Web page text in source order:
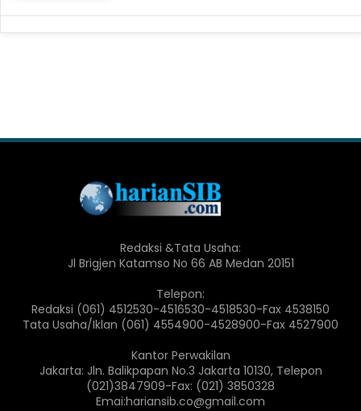
Redaksi &Tata Usaha:
Jl Brigjen Katamso No 66 AB Medan 20151
Telepon:
Redaksi (061) 4512530-4516530-4518530-Fax 4538150
Tata Usaha/Iklan (061) 4554900-4528900-Fax 4527900
Kantor Perwakilan
Jakarta: Jln. Balikpapan No.3 Jakarta 10130, Telepon
(021)3847909-Fax: (021) 3850328
Emai:hariansib.co@gmail.com